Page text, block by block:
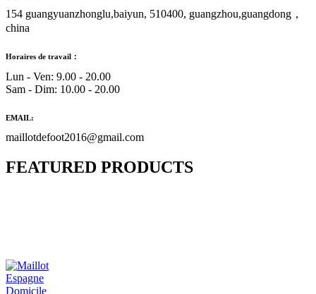
154 guangyuanzhonglu,baiyun, 510400, guangzhou,guangdong，
china
Horaires de travail：
Lun - Ven: 9.00 - 20.00
Sam - Dim: 10.00 - 20.00
EMAIL:
maillotdefoot2016@gmail.com
FEATURED PRODUCTS